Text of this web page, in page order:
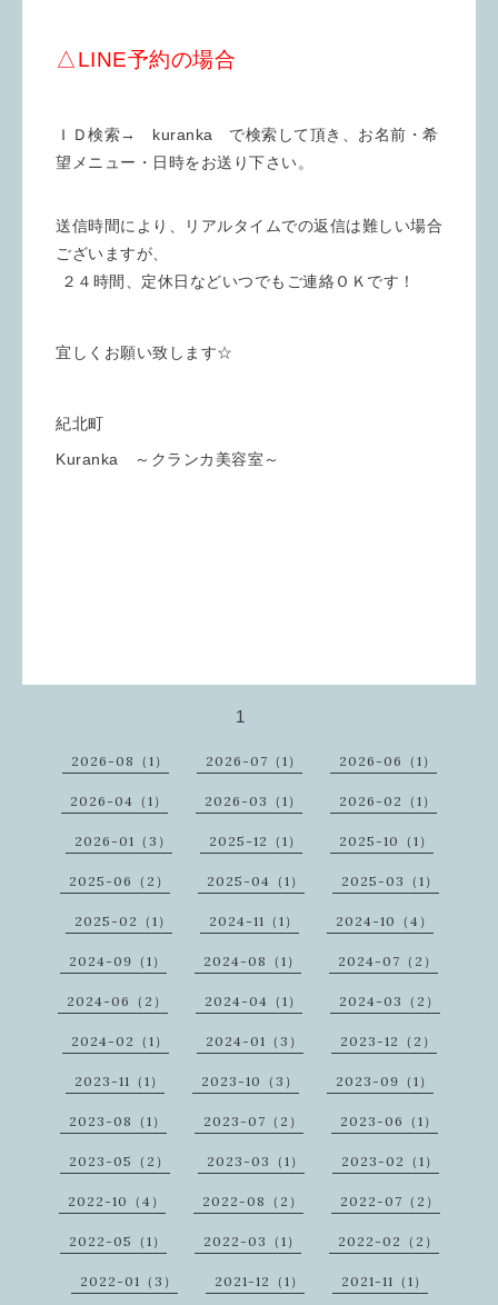
△LINE予約の場合
ＩＤ検索→ kuranka で検索して頂き、お名前・希
望メニュー・日時をお送り下さい。
送信時間により、リアルタイムでの返信は難しい場合
ございますが、
２４時間、定休日などいつでもご連絡ＯＫです！
宜しくお願い致します☆
紀北町
Kuranka ～クランカ美容室～
1
2026-08（1） 2026-07（1） 2026-06（1）
2026-04（1） 2026-03（1） 2026-02（1）
2026-01（3） 2025-12（1） 2025-10（1）
2025-06（2） 2025-04（1） 2025-03（1）
2025-02（1） 2024-11（1） 2024-10（4）
2024-09（1） 2024-08（1） 2024-07（2）
2024-06（2） 2024-04（1） 2024-03（2）
2024-02（1） 2024-01（3） 2023-12（2）
2023-11（1） 2023-10（3） 2023-09（1）
2023-08（1） 2023-07（2） 2023-06（1）
2023-05（2） 2023-03（1） 2023-02（1）
2022-10（4） 2022-08（2） 2022-07（2）
2022-05（1） 2022-03（1） 2022-02（2）
2022-01（3） 2021-12（1） 2021-11（1）